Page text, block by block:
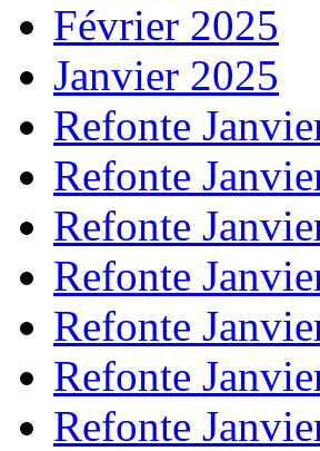
Février 2025
Janvier 2025
Refonte
Refonte
Refonte
Refonte
Refonte
Refonte
Refonte